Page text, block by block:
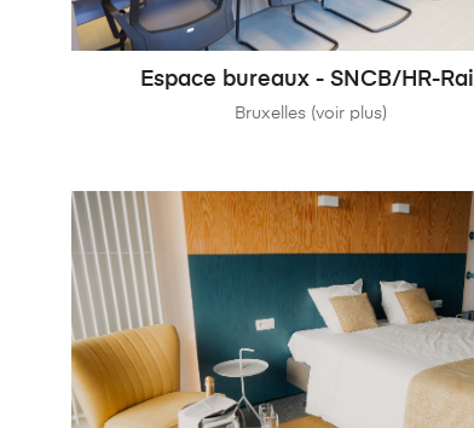
Espace bureaux - SNCB/HR-Rail
Bruxelles (voir plus)